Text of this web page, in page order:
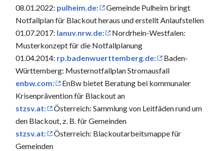
08.01.2022: pulheim.de:
Gemeinde Pulheim bringt
Notfallplan für Blackout heraus und erstellt Anlaufstellen
01.07.2017: lanuv.nrw.de:
Nordrhein-Westfalen:
Musterkonzept für die Notfallplanung
01.04.2014: rp.badenwuerttemberg.de:
Baden-
Württemberg: Musternotfallplan Stromausfall
enbw.com:
EnBw bietet Beratung bei kommunaler
Krisenprävention für Blackout an
stzsv.at:
Österreich: Sammlung von Leitfäden rund um
den Blackout, z. B. für Gemeinden
stzsv.at:
Österreich: Blackoutarbeitsmappe für
Gemeinden